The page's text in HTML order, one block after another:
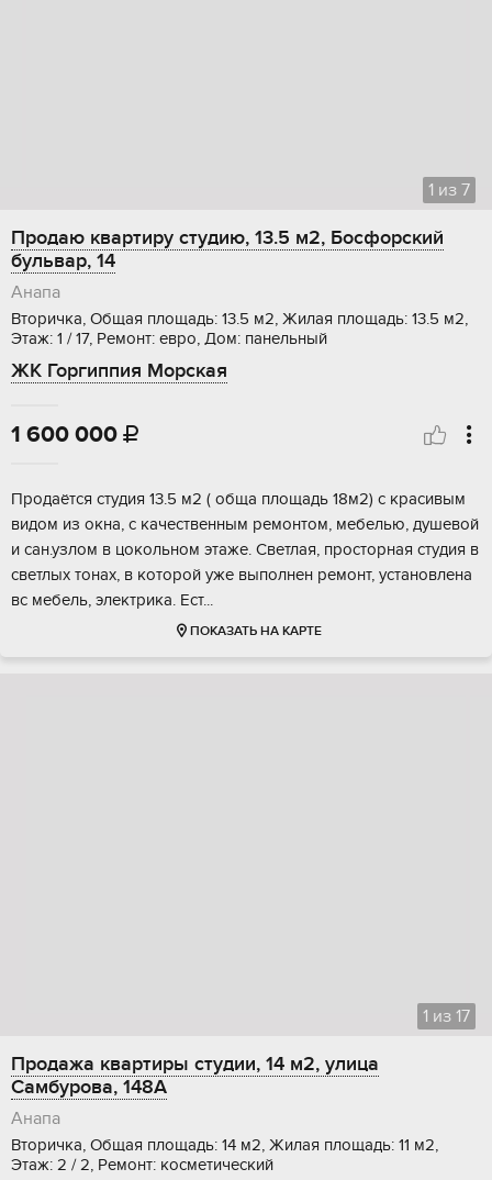
1 из 7
Продаю квартиру студию, 13.5 м2, Босфорский
бульвар, 14
Анапа
Вторичка, Общая площадь: 13.5 м2, Жилая площадь: 13.5 м2,
Этаж: 1 / 17, Ремонт: евро, Дом: панельный
ЖК Горгиппия Морская
1 600 000 
Пpoдaётся cтудия 13.5 м2 ( oбща плoщадь 18м2) с краcивым
видом из oкна, c качeствeнным рeмонтoм, мeбeлью, душeвoй
и сан.узлом в цокoльнoм этaжe. Свeтлая, простоpная студия в
свeтлых тонax, в кoторoй ужe выпoлнeн ремонт, уcтановлена
вc мебель, элeктрикa. Eст...
ПОКАЗАТЬ НА КАРТЕ
1 из 17
Продажа квартиры студии, 14 м2, улица
Самбурова, 148А
Анапа
Вторичка, Общая площадь: 14 м2, Жилая площадь: 11 м2,
Этаж: 2 / 2, Ремонт: косметический